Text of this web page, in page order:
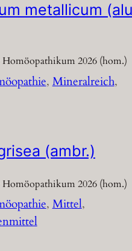
metallicum
Homöopathikum 2026 (hom.)
, Mineralreich
(ambr.)
Homöopathikum 2026 (hom.)
, Mittel